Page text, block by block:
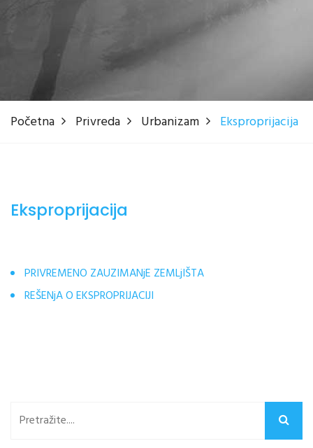
Početna Privreda Urbanizam Eksproprijacija
Eksproprijacija
PRIVREMENO ZAUZIMANjE ZEMLjIŠTA
REŠENjA O EKSPROPRIJACIJI